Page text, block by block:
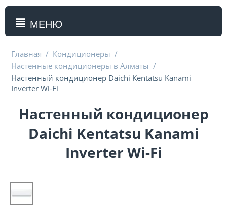
МЕНЮ
Главная / Кондиционеры /
Настенные кондиционеры в Алматы /
Настенный кондиционер Daichi Kentatsu Kanami
Inverter Wi-Fi
Настенный кондиционер
Daichi Kentatsu Kanami
Inverter Wi-Fi